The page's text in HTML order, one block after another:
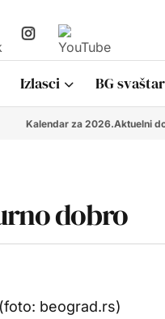
Izlasci BG
Kalendar za 2026.Aktuelni
dobro